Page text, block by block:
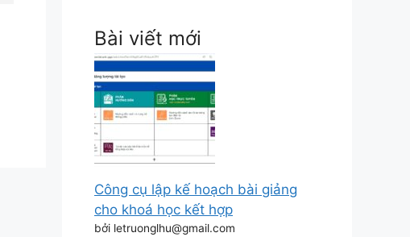
Bài viết mới
Công cụ lập kế hoạch bài giảng
cho khoá học kết hợp
bởi letruonglhu@gmail.com